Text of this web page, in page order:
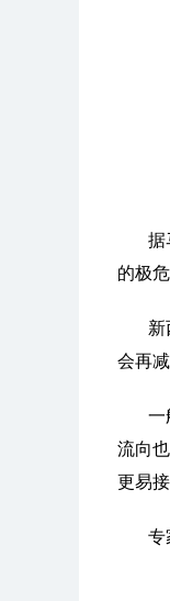
据
的极
新
会再减
一
流向
更易
专